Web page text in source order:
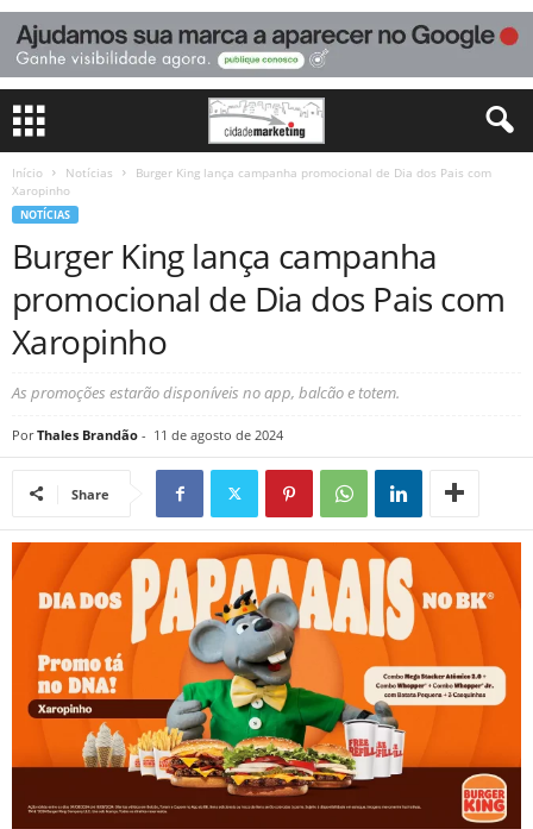
Início Notícias
Burger King lança campanha promocional de Dia dos Pais com
Xaropinho
NOTÍCIAS
Burger King lança campanha
promocional de Dia dos Pais com
Xaropinho
As promoções estarão disponíveis no app, balcão e totem.
Por Thales Brandão - 11 de agosto de 2024
Share